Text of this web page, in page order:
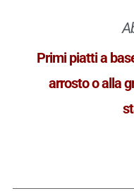
Primi piatti a
arrosto o alla